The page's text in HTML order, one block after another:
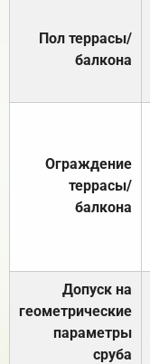
Пол террасы/
балкона
Ограждение
террасы/
балкона
Допуск на
геометрические
параметры
сруба